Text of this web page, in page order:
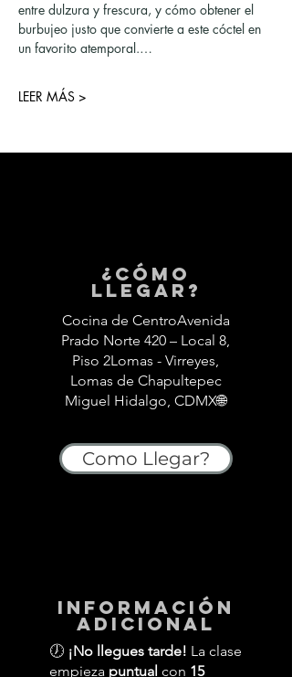
entre dulzura y frescura, y cómo obtener el
burbujeo justo que convierte a este cóctel en
un favorito atemporal.…
LEER MÁS >
¿Cómo
llegar?
Cocina de CentroAvenida
Prado Norte 420 – Local 8,
Piso 2Lomas - Virreyes,
Lomas de Chapultepec
Miguel Hidalgo, CDMX🌐
Como Llegar?
información
adicional
🕖 ¡No llegues tarde! La clase
empieza puntual con 15